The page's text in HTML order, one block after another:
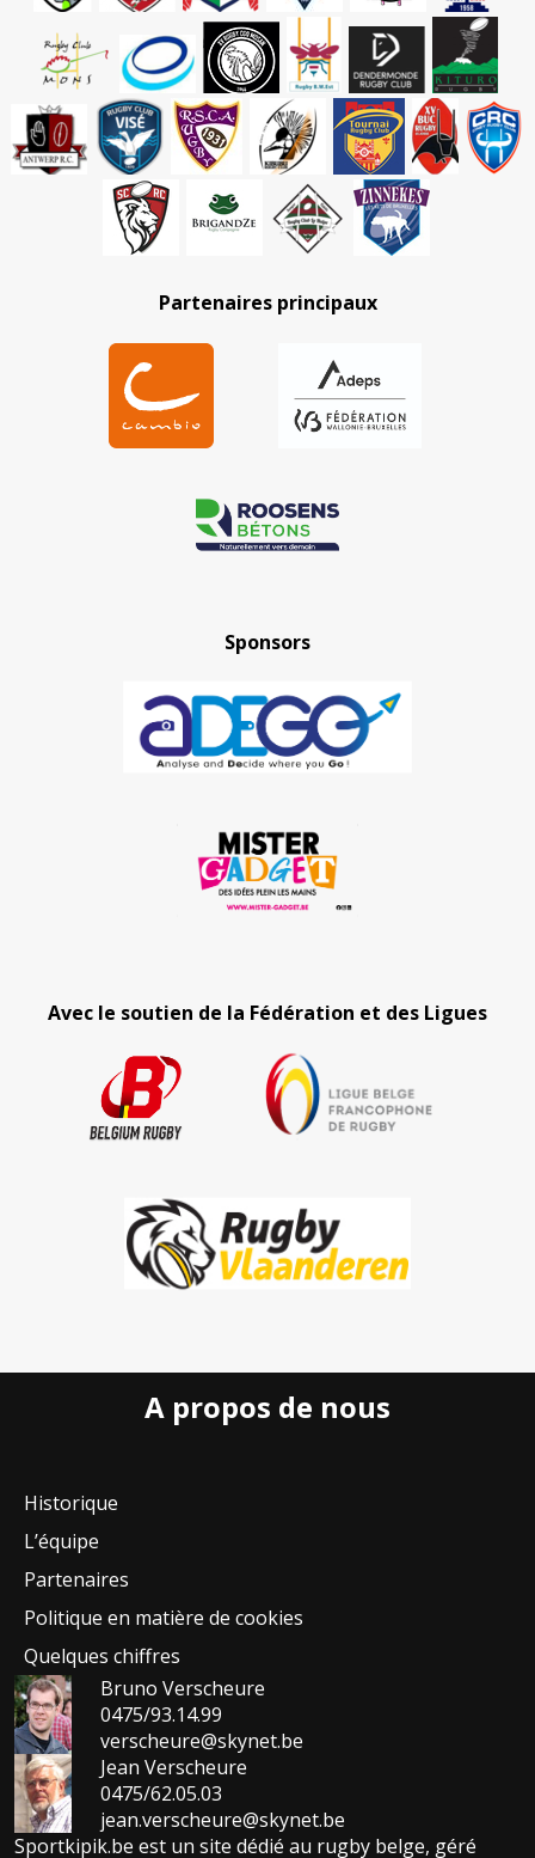
Partenaires principaux
Sponsors
Avec le soutien de la Fédération et des Ligues
A propos de nous
Historique
L’équipe
Partenaires
Politique en matière de cookies
Quelques chiffres
Bruno Verscheure
0475/93.14.99
verscheure@skynet.be
Jean Verscheure
0475/62.05.03
jean.verscheure@skynet.be
Sportkipik.be est un site dédié au rugby belge, géré